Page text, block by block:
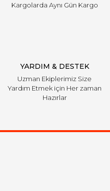
Kargolarda Aynı Gün Kargo
YARDIM & DESTEK
Uzman Ekiplerimiz Size
Yardım Etmek için Her zaman
Hazırlar